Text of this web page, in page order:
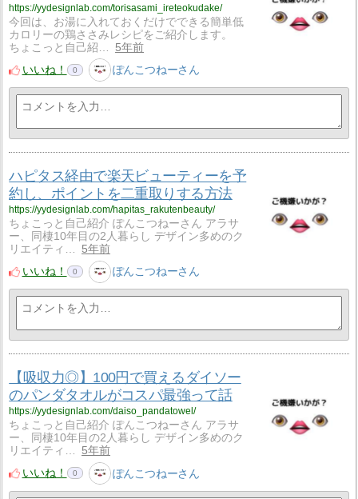
https://yydesignlab.com/torisasami_ireteokudake/
今回は、お湯に入れておくだけでできる簡単低
カロリーの鶏ささみレシピをご紹介します。
ちょこっと自己紹…
5年前
いいね！
0 ぽんこつねーさん
ハピタス経由で楽天ビューティーを予
約し、ポイントを二重取りする方法
https://yydesignlab.com/hapitas_rakutenbeauty/
ちょこっと自己紹介 ぽんこつねーさん アラサ
ー、同棲10年目の2人暮らし デザイン多めのク
リエイティ…
5年前
いいね！
0 ぽんこつねーさん
【吸収力◎】100円で買えるダイソー
のパンダタオルがコスパ最強って話
https://yydesignlab.com/daiso_pandatowel/
ちょこっと自己紹介 ぽんこつねーさん アラサ
ー、同棲10年目の2人暮らし デザイン多めのク
リエイティ…
5年前
いいね！
0 ぽんこつねーさん